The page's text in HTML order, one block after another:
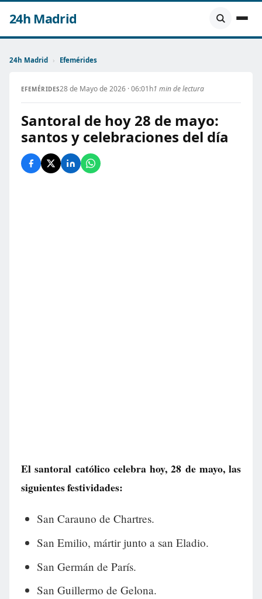
24h Madrid
24h Madrid › Efemérides
EFEMÉRIDES28 de Mayo de 2026 · 06:01h1 min de lectura
Santoral de hoy 28 de mayo:
santos y celebraciones del día
El santoral católico celebra hoy, 28 de mayo, las
siguientes festividades:
San Carauno de Chartres.
San Emilio, mártir junto a san Eladio.
San Germán de París.
San Guillermo de Gelona.